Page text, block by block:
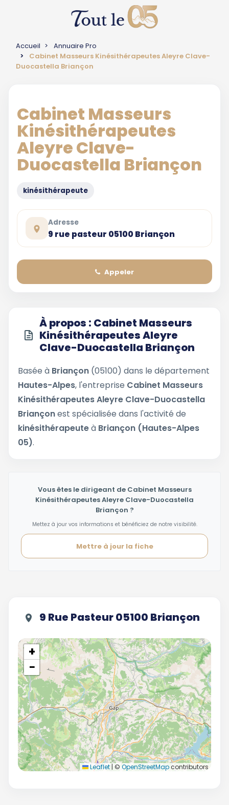
Accueil
Annuaire Pro
Cabinet Masseurs Kinésithérapeutes Aleyre Clave-
Duocastella Briançon
Cabinet Masseurs
Kinésithérapeutes
Aleyre Clave-
Duocastella Briançon
kinésithérapeute
Adresse
9 rue pasteur 05100 Briançon
Appeler
À propos : Cabinet Masseurs
Kinésithérapeutes Aleyre
Clave-Duocastella Briançon
Basée à Briançon (05100) dans le département
Hautes-Alpes, l'entreprise Cabinet Masseurs
Kinésithérapeutes Aleyre Clave-Duocastella
Briançonest spécialisée dans l'activité de
kinésithérapeuteà Briançon (Hautes-Alpes
05).
Vous êtes le dirigeant de Cabinet Masseurs
Kinésithérapeutes Aleyre Clave-Duocastella
Briançon ?
Mettez à jour vos informations et bénéficiez de notre visibilité.
Mettre à jour la fiche
9 Rue Pasteur 05100 Briançon
+
−
Leaflet | © OpenStreetMapcontributors